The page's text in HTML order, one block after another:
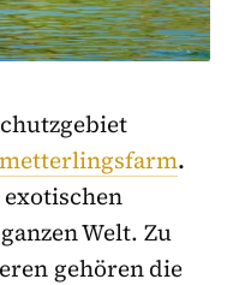
.
Welt. Zu
gehören die